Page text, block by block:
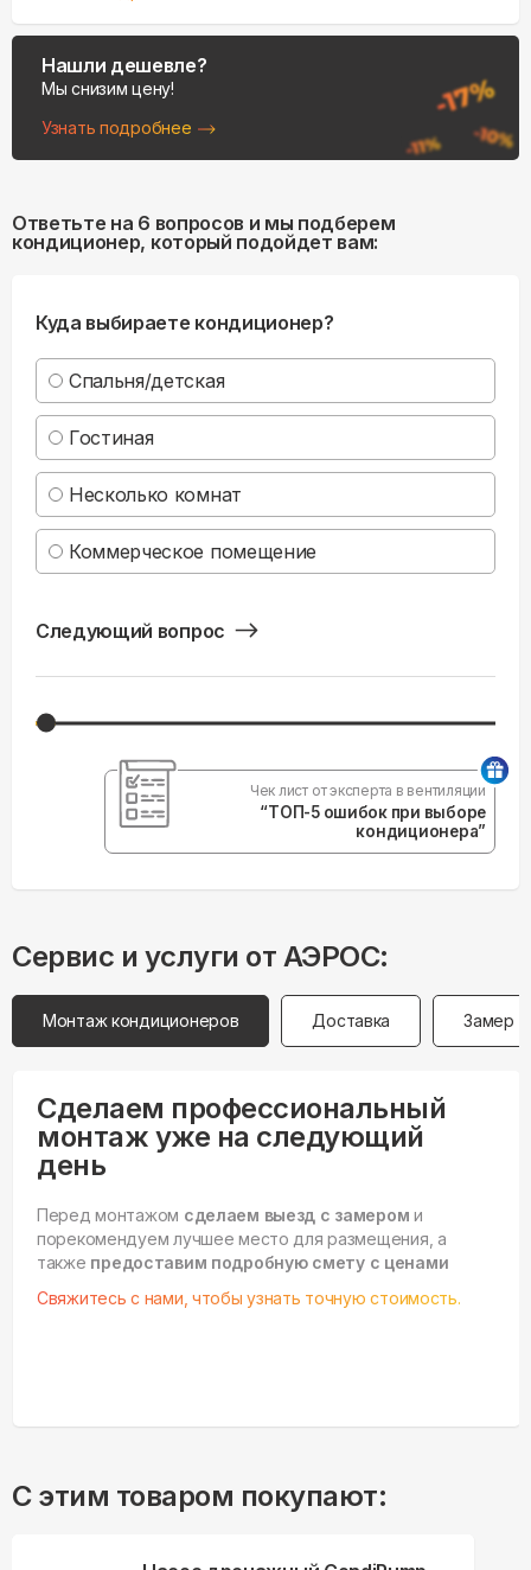
Нашли дешевле?
Мы снизим цену!
Узнать подробнее
Ответьте на 6 вопросов и мы подберем
кондиционер, который подойдет вам:
Куда выбираете кондиционер?
Спальня/детская
Гостиная
Несколько комнат
Коммерческое помещение
Следующий вопрос
Чек лист от эксперта в вентиляции
“ТОП-5 ошибок при выборе
кондиционера”
Сервис и услуги от АЭРОС:
Монтаж кондиционеров Доставка Замер
Сделаем профессиональный
монтаж уже на следующий
день
Перед монтажом сделаем выезд с замером и
порекомендуем лучшее место для размещения, а
также предоставим подробную смету с ценами
Свяжитесь с нами, чтобы узнать точную стоимость.
С этим товаром покупают: